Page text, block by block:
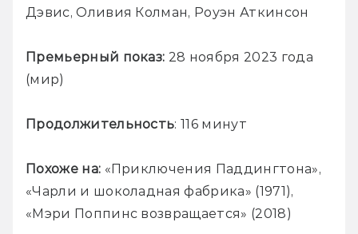
Дэвис, Оливия Колман, Роуэн Аткинсон
Премьерный показ: 28 ноября 2023 года
(мир)
Продолжительность: 116 минут
Похоже на: «Приключения Паддингтона»,
«Чарли и шоколадная фабрика» (1971),
«Мэри Поппинс возвращается» (2018)